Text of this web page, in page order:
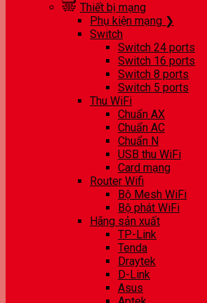
Thiết bị mạng
Phụ kiện mạng ❯
Switch
Switch 24 ports
Switch 16 ports
Switch 8 ports
Switch 5 ports
Thu WiFi
Chuẩn AX
Chuẩn AC
Chuẩn N
USB thu WiFi
Card mạng
Router Wifi
Bộ Mesh WiFi
Bộ phát WiFi
Hãng sản xuất
TP-Link
Tenda
Draytek
D-Link
Asus